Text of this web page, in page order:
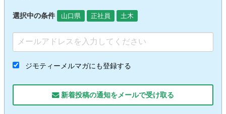
選択中の条件 山口県 正社員 土木
ジモティーメルマガにも登録する
新着投稿の通知をメールで受け取る